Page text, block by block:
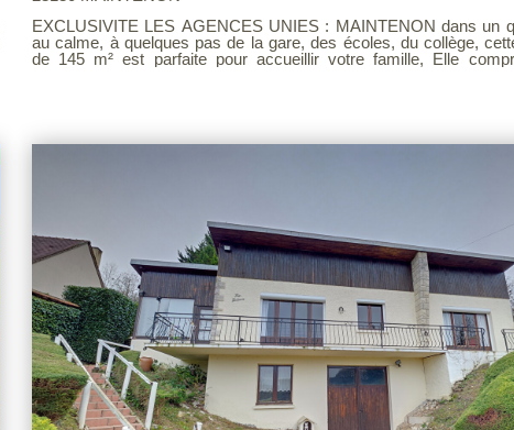
EXCLUSIVITE LES AGENCES UNIES : MAINTENON dans un
au calme, à quelques pas de la gare, des écoles, du collège,
de 145 m² est parfaite pour accueillir votre famille, Elle
garer deux voitures, un atelier, une cave. Le tout sur un beau